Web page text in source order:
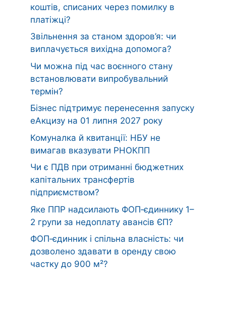
коштів, списаних через помилку в
платіжці?
Звільнення за станом здоров’я: чи
виплачується вихідна допомога?
Чи можна під час воєнного стану
встановлювати випробувальний
термін?
Бізнес підтримує перенесення запуску
еАкцизу на 01 липня 2027 року
Комуналка й квитанції: НБУ не
вимагав вказувати РНОКПП
Чи є ПДВ при отриманні бюджетних
капітальних трансфертів
підприємством?
Яке ППР надсилають ФОП‑єдиннику 1–
2 групи за недоплату авансів ЄП?
ФОП‑єдинник і спільна власність: чи
дозволено здавати в оренду свою
частку до 900 м²?